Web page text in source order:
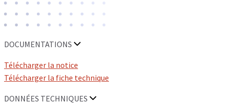
DOCUMENTATIONS
Télécharger la notice
Télécharger la fiche technique
DONNÉES TECHNIQUES